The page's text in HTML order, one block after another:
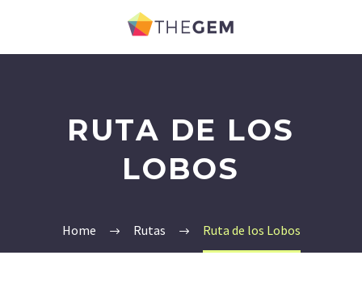
RUTA DE LOS
LOBOS
Home Rutas Ruta de los Lobos